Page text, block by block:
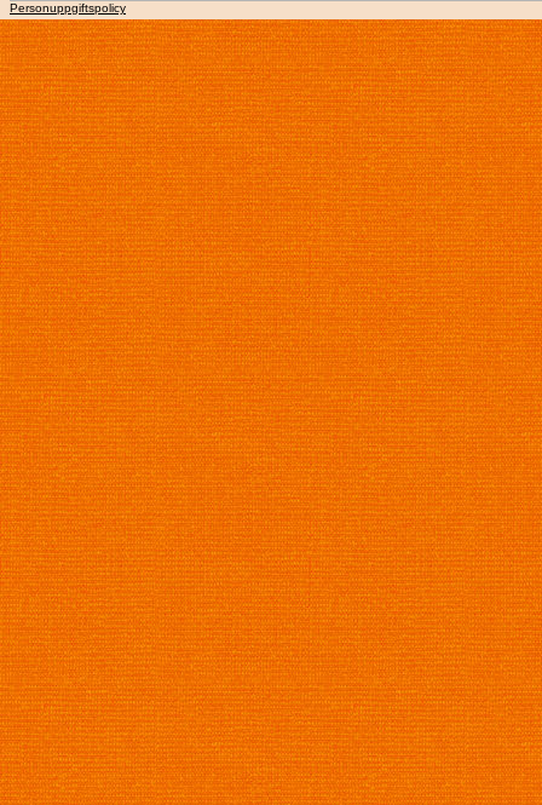
Personuppgiftspolicy